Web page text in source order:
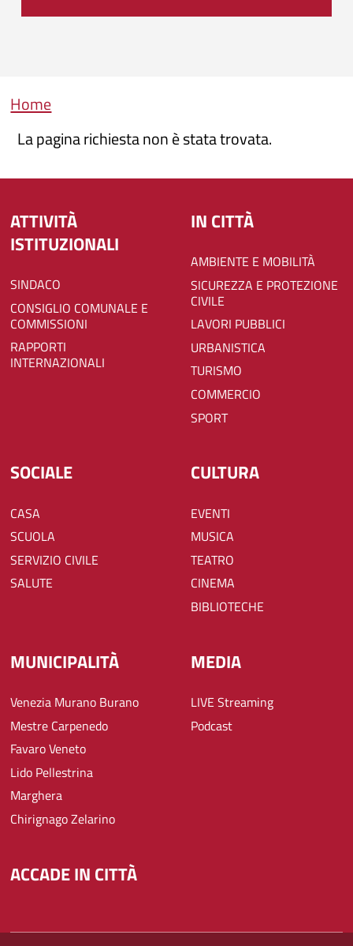
Briciole di pane
Home
La pagina richiesta non è stata trovata.
ATTIVITÀ
ISTITUZIONALI
SINDACO
CONSIGLIO COMUNALE E
COMMISSIONI
RAPPORTI
INTERNAZIONALI
IN CITTÀ
AMBIENTE E MOBILITÀ
SICUREZZA E PROTEZIONE
CIVILE
LAVORI PUBBLICI
URBANISTICA
TURISMO
COMMERCIO
SPORT
SOCIALE
CASA
SCUOLA
SERVIZIO CIVILE
SALUTE
CULTURA
EVENTI
MUSICA
TEATRO
CINEMA
BIBLIOTECHE
MUNICIPALITÀ
Venezia Murano Burano
Mestre Carpenedo
Favaro Veneto
Lido Pellestrina
Marghera
Chirignago Zelarino
MEDIA
LIVE Streaming
Podcast
ACCADE IN CITTÀ